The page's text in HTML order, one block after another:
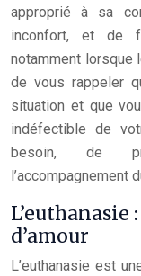
approprié à sa
inconfort, et de
notamment lorsque
de vous rappeler
situation et que
indéfectible de
besoin, de
l’accompagnement
d’amour
L’euthanasie est